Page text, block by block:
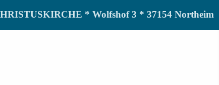
* Wolfshof 3 * 37154 Northeim